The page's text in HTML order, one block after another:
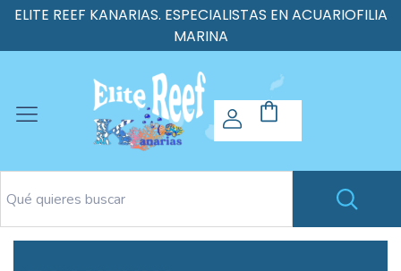
ELITE REEF KANARIAS. ESPECIALISTAS EN ACUARIOFILIA
MARINA